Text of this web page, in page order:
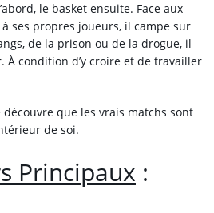
le basket ensuite. Face aux
ses propres joueurs, il campe sur
de la prison ou de la drogue, il
À condition d’y croire et de travailler
découvre que les vrais matchs sont
de soi.
Principaux :